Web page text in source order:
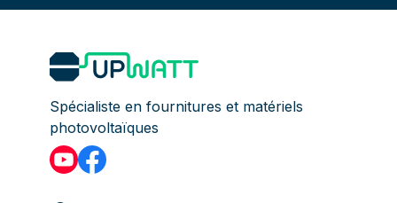
Spécialiste en fournitures et matériels
photovoltaïques